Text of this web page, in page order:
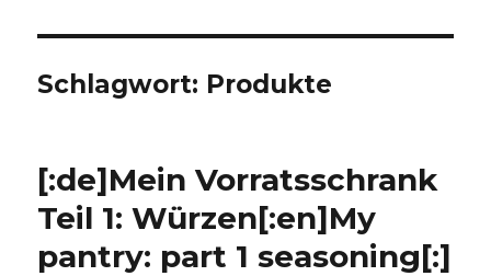
Schlagwort: Produkte
[:de]Mein Vorratsschrank
Teil 1: Würzen[:en]My
pantry: part 1 seasoning[:]